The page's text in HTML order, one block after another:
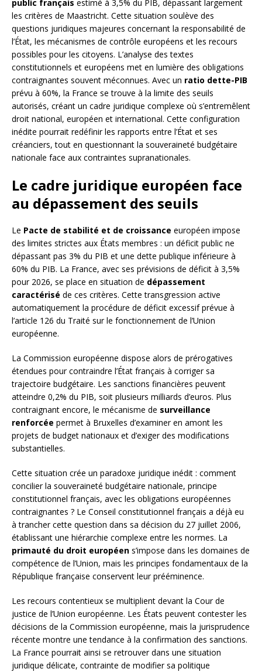
public français estimé à 3,5% du PIB, dépassant largement
les critères de Maastricht. Cette situation soulève des
questions juridiques majeures concernant la responsabilité de
l’État, les mécanismes de contrôle européens et les recours
possibles pour les citoyens. L’analyse des textes
constitutionnels et européens met en lumière des obligations
contraignantes souvent méconnues. Avec un ratio dette-PIB
prévu à 60%, la France se trouve à la limite des seuils
autorisés, créant un cadre juridique complexe où s’entremêlent
droit national, européen et international. Cette configuration
inédite pourrait redéfinir les rapports entre l’État et ses
créanciers, tout en questionnant la souveraineté budgétaire
nationale face aux contraintes supranationales.
Le cadre juridique européen face
au dépassement des seuils
Le Pacte de stabilité et de croissance européen impose
des limites strictes aux États membres : un déficit public ne
dépassant pas 3% du PIB et une dette publique inférieure à
60% du PIB. La France, avec ses prévisions de déficit à 3,5%
pour 2026, se place en situation de dépassement
caractérisé de ces critères. Cette transgression active
automatiquement la procédure de déficit excessif prévue à
l’article 126 du Traité sur le fonctionnement de l’Union
européenne.
La Commission européenne dispose alors de prérogatives
étendues pour contraindre l’État français à corriger sa
trajectoire budgétaire. Les sanctions financières peuvent
atteindre 0,2% du PIB, soit plusieurs milliards d’euros. Plus
contraignant encore, le mécanisme de surveillance
renforcée permet à Bruxelles d’examiner en amont les
projets de budget nationaux et d’exiger des modifications
substantielles.
Cette situation crée un paradoxe juridique inédit : comment
concilier la souveraineté budgétaire nationale, principe
constitutionnel français, avec les obligations européennes
contraignantes ? Le Conseil constitutionnel français a déjà eu
à trancher cette question dans sa décision du 27 juillet 2006,
établissant une hiérarchie complexe entre les normes. La
primauté du droit européen s’impose dans les domaines de
compétence de l’Union, mais les principes fondamentaux de la
République française conservent leur prééminence.
Les recours contentieux se multiplient devant la Cour de
justice de l’Union européenne. Les États peuvent contester les
décisions de la Commission européenne, mais la jurisprudence
récente montre une tendance à la confirmation des sanctions.
La France pourrait ainsi se retrouver dans une situation
juridique délicate, contrainte de modifier sa politique